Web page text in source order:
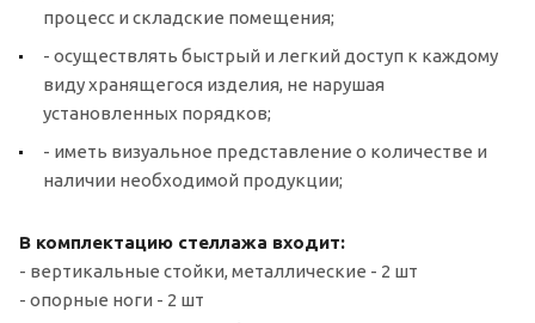
процесс и складские помещения;
- осуществлять быстрый и легкий доступ к каждому
виду хранящегося изделия, не нарушая
установленных порядков;
- иметь визуальное представление о количестве и
наличии необходимой продукции;
В комплектацию стеллажа входит:
- вертикальные стойки, металлические - 2 шт
- опорные ноги - 2 шт